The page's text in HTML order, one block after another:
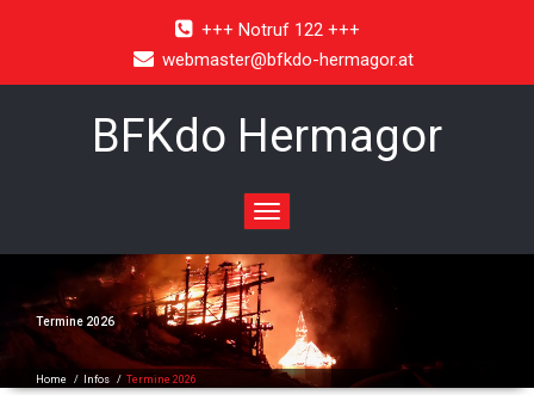
+++ Notruf 122 +++
webmaster@bfkdo-hermagor.at
BFKdo Hermagor
Toggle
navigation
Termine 2026
Home / Infos / Termine 2026